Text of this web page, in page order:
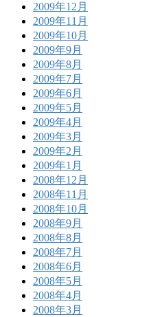
2009年12月
2009年11月
2009年10月
2009年9月
2009年8月
2009年7月
2009年6月
2009年5月
2009年4月
2009年3月
2009年2月
2009年1月
2008年12月
2008年11月
2008年10月
2008年9月
2008年8月
2008年7月
2008年6月
2008年5月
2008年4月
2008年3月